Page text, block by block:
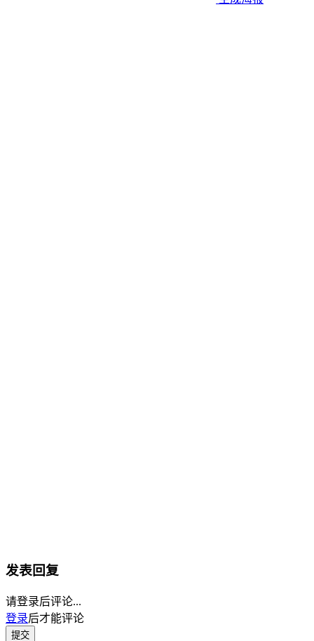
发表回复
请登录后评论...
登录后才能评论
提交